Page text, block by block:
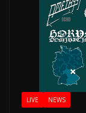
LIVE NEWS